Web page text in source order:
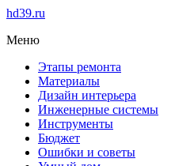
hd39.ru
Меню
Этапы ремонта
Материалы
Дизайн интерьера
Инженерные системы
Инструменты
Бюджет
Ошибки и советы